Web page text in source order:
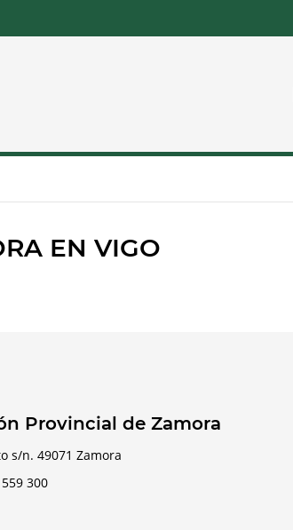
EN VIGO
Provincial de Zamora
s/n. 49071 Zamora
300